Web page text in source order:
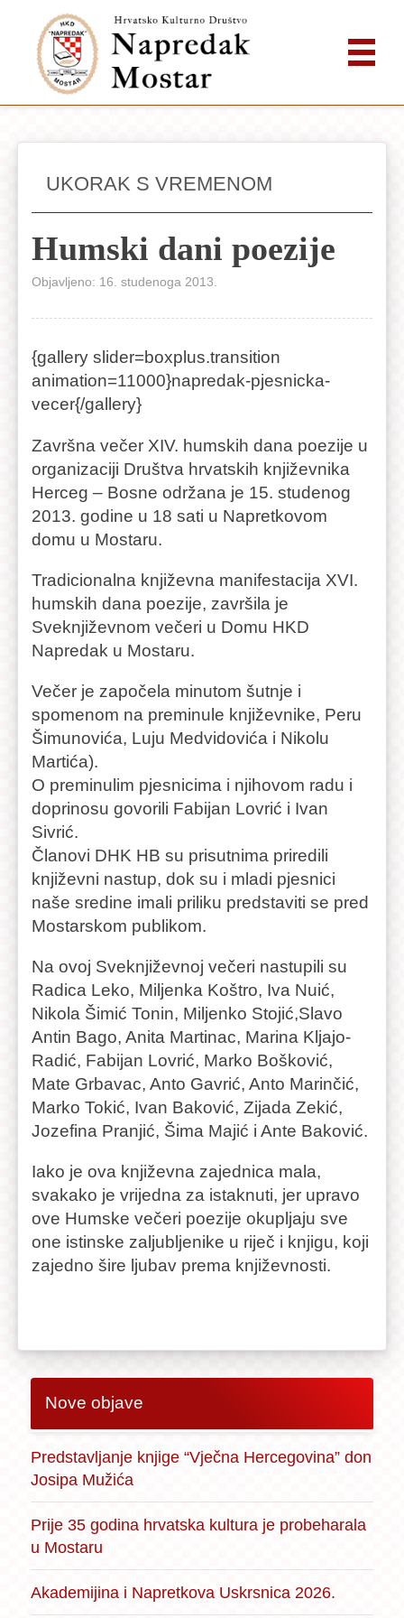
UKORAK S VREMENOM
Humski dani poezije
Objavljeno: 16. studenoga 2013.
{gallery slider=boxplus.transition
animation=11000}napredak-pjesnicka-
vecer{/gallery}
Završna večer XIV. humskih dana poezije u
organizaciji Društva hrvatskih književnika
Herceg – Bosne održana je 15. studenog
2013. godine u 18 sati u Napretkovom
domu u Mostaru.
Tradicionalna književna manifestacija XVI.
humskih dana poezije, završila je
Sveknjiževnom večeri u Domu HKD
Napredak u Mostaru.
Večer je započela minutom šutnje i
spomenom na preminule književnike, Peru
Šimunovića, Luju Medvidovića i Nikolu
Martića).
O preminulim pjesnicima i njihovom radu i
doprinosu govorili Fabijan Lovrić i Ivan
Sivrić.
Članovi DHK HB su prisutnima priredili
književni nastup, dok su i mladi pjesnici
naše sredine imali priliku predstaviti se pred
Mostarskom publikom.
Na ovoj Sveknjiževnoj večeri nastupili su
Radica Leko, Miljenka Koštro, Iva Nuić,
Nikola Šimić Tonin, Miljenko Stojić,Slavo
Antin Bago, Anita Martinac, Marina Kljajo-
Radić, Fabijan Lovrić, Marko Bošković,
Mate Grbavac, Anto Gavrić, Anto Marinčić,
Marko Tokić, Ivan Baković, Zijada Zekić,
Jozefina Pranjić, Šima Majić i Ante Baković.
Iako je ova književna zajednica mala,
svakako je vrijedna za istaknuti, jer upravo
ove Humske večeri poezije okupljaju sve
one istinske zaljubljenike u riječ i knjigu, koji
zajedno šire ljubav prema književnosti.
Nove objave
Predstavljanje knjige “Vječna Hercegovina” don
Josipa Mužića
Prije 35 godina hrvatska kultura je probeharala
u Mostaru
Akademijina i Napretkova Uskrsnica 2026.